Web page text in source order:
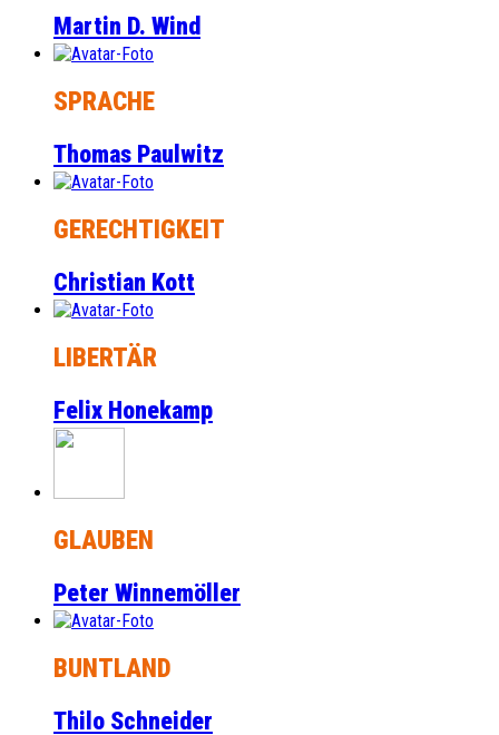
Martin D. Wind
SPRACHE
Thomas Paulwitz
GERECHTIGKEIT
Christian Kott
LIBERTÄR
Felix Honekamp
GLAUBEN
Peter Winnemöller
BUNTLAND
Thilo Schneider